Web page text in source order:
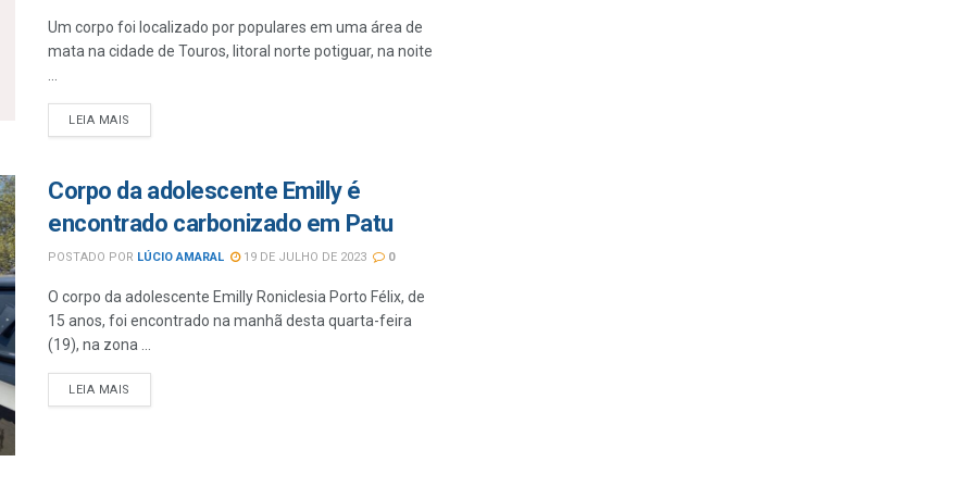
Um corpo foi localizado por populares em uma área de
mata na cidade de Touros, litoral norte potiguar, na noite
...
LEIA MAIS
Corpo da adolescente Emilly é
encontrado carbonizado em Patu
POSTADO POR LÚCIO AMARAL 19 DE JULHO DE 2023 0
O corpo da adolescente Emilly Roniclesia Porto Félix, de
15 anos, foi encontrado na manhã desta quarta-feira
(19), na zona ...
LEIA MAIS